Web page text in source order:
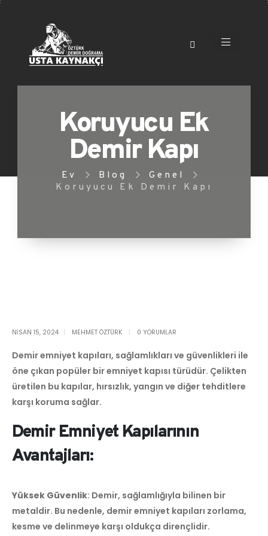
Koruyucu Ek
Demir Kapı
Ev Blog
Genel
Koruyucu Ek Demir Kapı
NISAN 15, 2024 MEHMET ÖZTÜRK 0 YORUMLAR
Demir emniyet kapıları, sağlamlıkları ve güvenlikleri ile
öne çıkan popüler bir emniyet kapısı türüdür. Çelikten
üretilen bu kapılar, hırsızlık, yangın ve diğer tehditlere
karşı koruma sağlar.
Demir Emniyet Kapılarının
Avantajları:
Yüksek Güvenlik: Demir, sağlamlığıyla bilinen bir
metaldir. Bu nedenle, demir emniyet kapıları zorlama,
kesme ve delinmeye karşı oldukça dirençlidir.